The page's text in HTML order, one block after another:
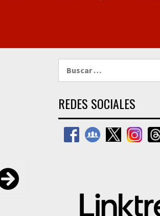
REDES SOCIALES